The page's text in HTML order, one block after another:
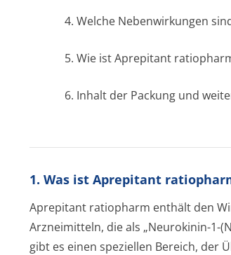
4. Welche Nebenwirkungen
5. Wie ist Aprepitant
6. Inhalt der Packung und
1. Was ist Aprepitant
Aprepitant ratiopharm enthält den
Arzneimitteln, die als „Neurokinin-1-
gibt es einen speziellen Bereich,